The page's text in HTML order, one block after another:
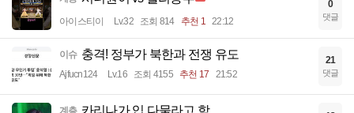
아이스티이 Lv.32 조회 814 추천 1 22:12
0
댓글
이슈 충격! 정부가 북한과 전쟁 유도
Ajfucn124 Lv.16 조회 4155 추천 17 21:52
21
댓글
계층 카리나가 입 다물라고 함